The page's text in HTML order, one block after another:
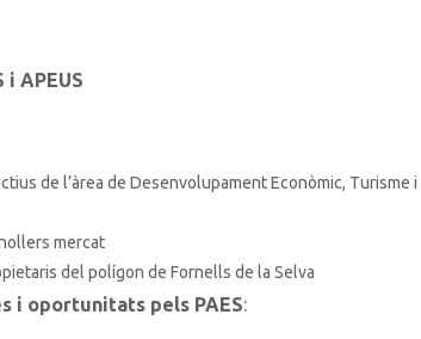
APEUS
de l’àrea de Desenvolupament Econòmic, Turisme i
mercat
del polígon de Fornells de la Selva
i oportunitats pels PAES: